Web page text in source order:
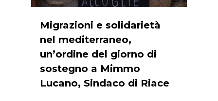
Migrazioni e solidarietà
nel mediterraneo,
un’ordine del giorno di
sostegno a Mimmo
Lucano, Sindaco di Riace